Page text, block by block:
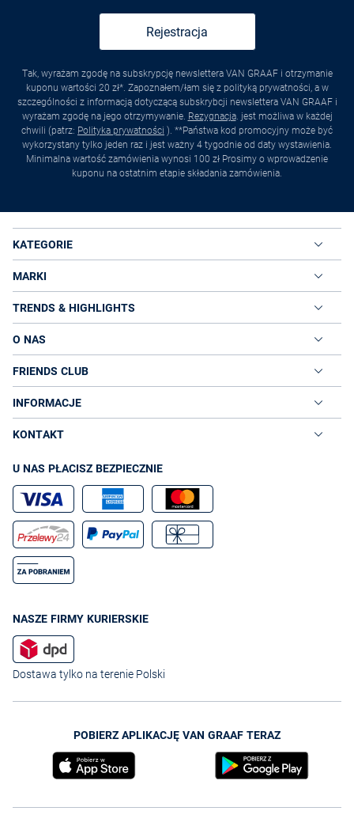
Rejestracja
Tak, wyrażam zgodę na subskrypcję newslettera VAN GRAAF i otrzymanie
kuponu wartości 20 zł*. Zapoznałem/łam się z polityką prywatności, a w
szczególności z informacją dotyczącą subskrybcji newslettera VAN GRAAF i
wyrażam zgodę na jego otrzymywanie. Rezygnacja. jest możliwa w każdej
chwili (patrz: Polityka prywatności ). **Państwa kod promocyjny może być
wykorzystany tylko jeden raz i jest ważny 4 tygodnie od daty wystawienia.
Minimalna wartość zamówienia wynosi 100 zł Prosimy o wprowadzenie
kuponu na ostatnim etapie składania zamówienia.
KATEGORIE
MARKI
TRENDS & HIGHLIGHTS
O NAS
FRIENDS CLUB
INFORMACJE
KONTAKT
U NAS PŁACISZ BEZPIECZNIE
NASZE FIRMY KURIERSKIE
Dostawa tylko na terenie Polski
POBIERZ APLIKACJĘ VAN GRAAF TERAZ